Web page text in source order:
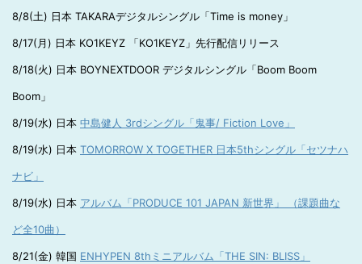
8/8(土) 日本 TAKARAデジタルシングル「Time is money」
8/17(月) 日本 KO1KEYZ 「KO1KEYZ」先行配信リリース
8/18(火) 日本 BOYNEXTDOOR デジタルシングル「Boom Boom
Boom」
8/19(水) 日本 中島健人 3rdシングル「鬼事/ Fiction Love」
8/19(水) 日本 TOMORROW X TOGETHER 日本5thシングル「セツナハ
ナビ」
8/19(水) 日本 アルバム「PRODUCE 101 JAPAN 新世界」 （課題曲な
ど全10曲）
8/21(金) 韓国 ENHYPEN 8thミニアルバム「THE SIN: BLISS」